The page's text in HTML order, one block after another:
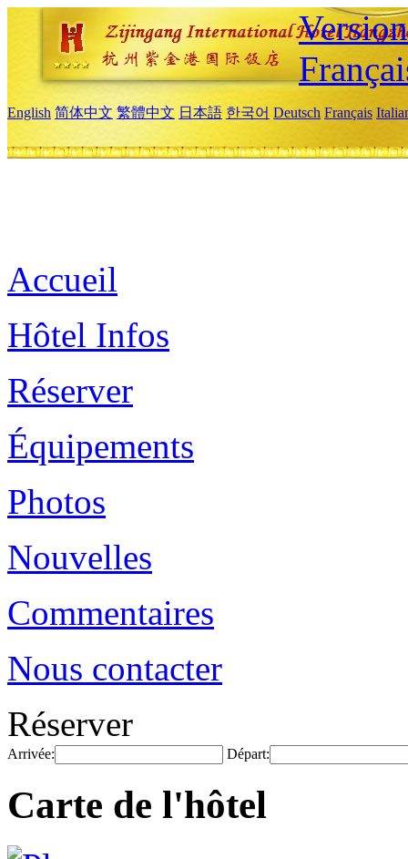
English 简体中文 繁體中文 日本語 한국어 Deutsch Français
Accueil
Hôtel Infos
Réserver
Équipements
Photos
Nouvelles
Commentaires
Nous contacter
Réserver
Arrivée: Départ:
Carte de l'hôtel